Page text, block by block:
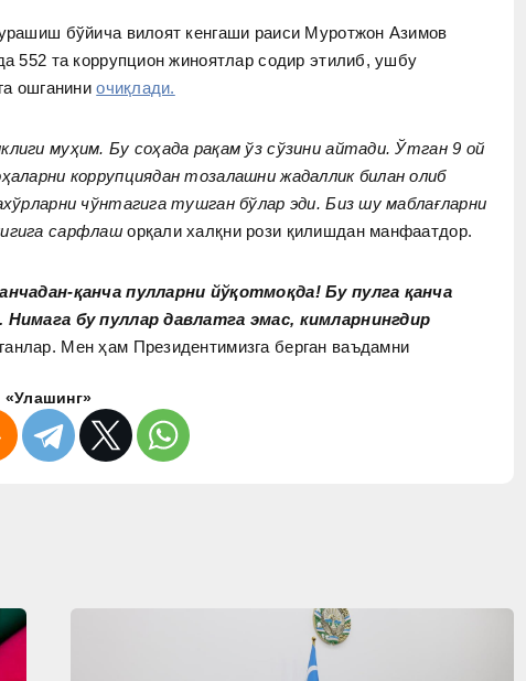
бўйича вилоят кенгаши раиси Муротжон Азимов
552 та коррупцион жиноятлар содир этилиб, ушбу
ошганиниочиқлади.
муҳим. Бу соҳада рақам ўз сўзини айтади. Ўтган 9 ой
коррупциядан тозалашни жадаллик билан олиб
чўнтагига тушган бўлар эди. Биз шу маблағларни
сарфлашорқали халқни рози қилишдан манфаатдор.
қанча пулларни йўқотмоқда! Бу пулга қанча
бу пуллар давлатга эмас, кимларнингдир
Мен ҳам Президентимизга берган ваъдамни
«Улашинг»